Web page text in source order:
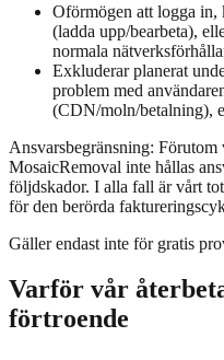
Oförmögen att logga in,
(ladda upp/bearbeta),
normala
Exkluderar planerat
problem med
(CDN/moln/betalning),
Ansvarsbegränsning:
MosaicRemoval inte hållas
följdskador. I alla fall är vårt
för den berörda
Gäller endast inte för gratis
Varför vår
förtroende